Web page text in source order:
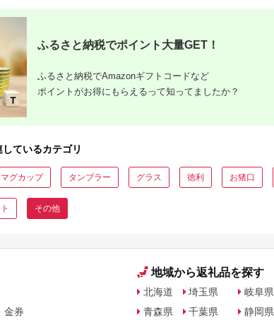
年最新】ふるさと納
SHIRO」返礼品の人
還元率ランキング
ふるさと納税でポイント大量GET！
ふるさと納税でAmazonギフトコードなど
ポイントがお得にもらえるって知ってましたか？
ているカテゴリ
マグカップ タンブラー グラス 徳利 お猪口
その他
金券
地域から返礼品を探す
北海道
青森県
埼玉県
千葉県
岐阜県
静岡県